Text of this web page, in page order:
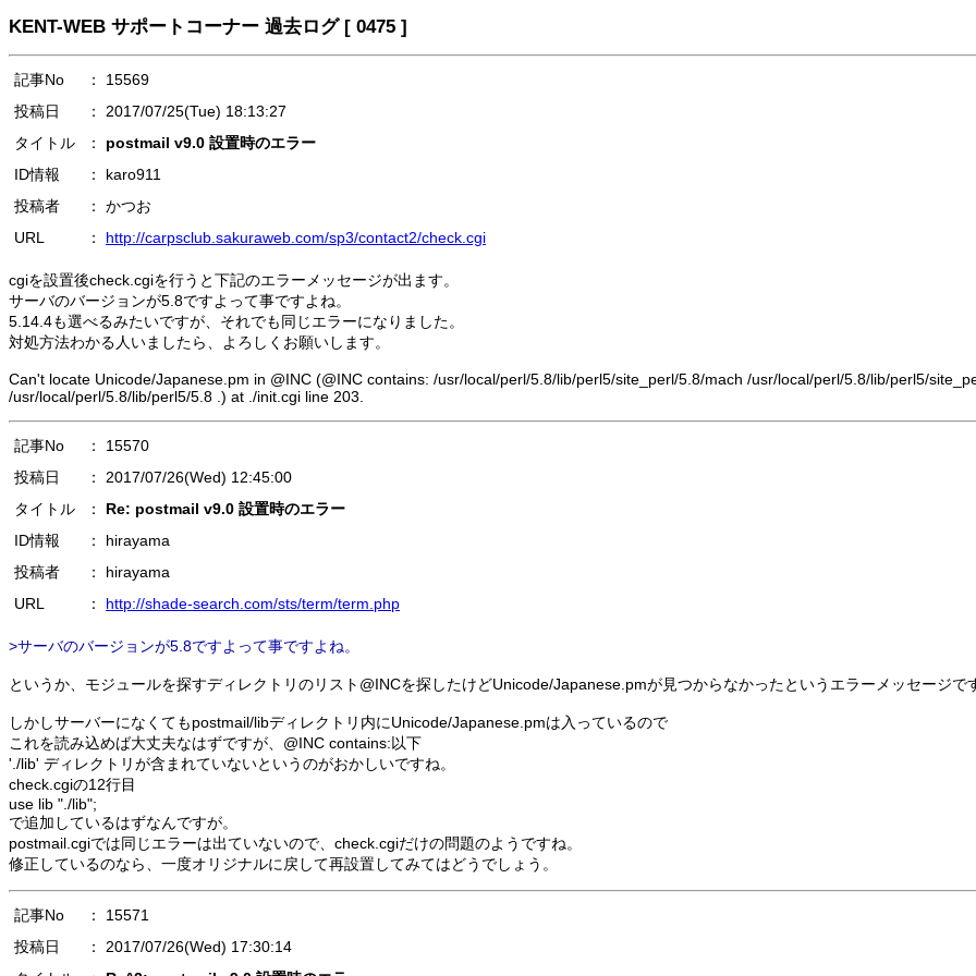
KENT-WEB サポートコーナー 過去ログ [ 0475 ]
記事No
： 15569
投稿日
： 2017/07/25(Tue) 18:13:27
タイトル
： postmail v9.0 設置時のエラー
ID情報
： karo911
投稿者
： かつお
URL
： http://carpsclub.sakuraweb.com/sp3/contact2/check.cgi
cgiを設置後check.cgiを行うと下記のエラーメッセージが出ます。
サーバのバージョンが5.8ですよって事ですよね。
5.14.4も選べるみたいですが、それでも同じエラーになりました。
対処方法わかる人いましたら、よろしくお願いします。
Can't locate Unicode/Japanese.pm in @INC (@INC contains: /usr/local/perl/5.8/lib/perl5/site_perl/5.8/mach /usr/local/perl/5.8/lib/perl5/
/usr/local/perl/5.8/lib/perl5/5.8 .) at ./init.cgi line 203.
記事No
： 15570
投稿日
： 2017/07/26(Wed) 12:45:00
タイトル
： Re: postmail v9.0 設置時のエラー
ID情報
： hirayama
投稿者
： hirayama
URL
： http://shade-search.com/sts/term/term.php
>サーバのバージョンが5.8ですよって事ですよね。
というか、モジュールを探すディレクトリのリスト@INCを探したけどUnicode/Japanese.pmが見つからなかったというエラーメッセージで
しかしサーバーになくてもpostmail/libディレクトリ内にUnicode/Japanese.pmは入っているので
これを読み込めば大丈夫なはずですが、@INC contains:以下
'./lib' ディレクトリが含まれていないというのがおかしいですね。
check.cgiの12行目
use lib "./lib";
で追加しているはずなんですが。
postmail.cgiでは同じエラーは出ていないので、check.cgiだけの問題のようですね。
修正しているのなら、一度オリジナルに戻して再設置してみてはどうでしょう。
記事No
： 15571
投稿日
： 2017/07/26(Wed) 17:30:14